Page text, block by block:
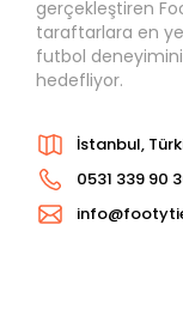
gerçekleştiren
taraftarlara en
futbol deneyimini
hedefliyor.
İstanbul,
0531 339 90